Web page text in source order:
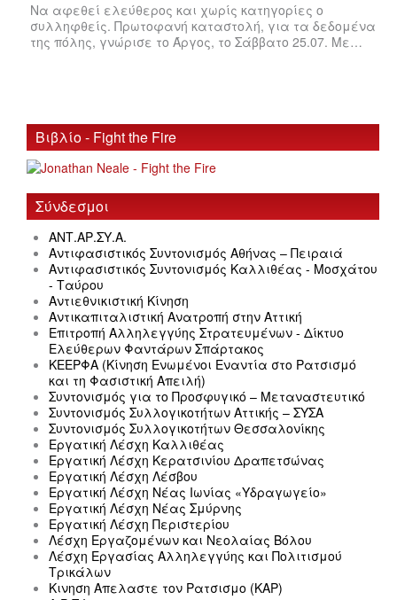
Να αφεθεί ελεύθερος και χωρίς κατηγορίες ο
συλληφθείς. Πρωτοφανή καταστολή, για τα δεδομένα
της πόλης, γνώρισε το Άργος, το Σάββατο 25.07. Με…
Βιβλίο - Fight the Fire
Σύνδεσμοι
ΑΝΤ.ΑΡ.ΣΥ.Α.
Αντιφασιστικός Συντονισμός Αθήνας – Πειραιά
Αντιφασιστικός Συντονισμός Καλλιθέας - Μοσχάτου
- Ταύρου
Αντιεθνικιστική Κίνηση
Αντικαπιταλιστική Ανατροπή στην Αττική
Επιτροπή Αλληλεγγύης Στρατευμένων - Δίκτυο
Ελεύθερων Φαντάρων Σπάρτακος
ΚΕΕΡΦΑ (Κίνηση Ενωμένοι Εναντία στο Ρατσισμό
και τη Φασιστική Απειλή)
Συντονισμός για το Προσφυγικό – Μεταναστευτικό
Συντονισμός Συλλογικοτήτων Αττικής – ΣΥΣΑ
Συντονισμός Συλλογικοτήτων Θεσσαλονίκης
Εργατική Λέσχη Καλλιθέας
Εργατική Λέσχη Κερατσινίου Δραπετσώνας
Εργατική Λέσχη Λέσβου
Εργατική Λέσχη Νέας Ιωνίας «Υδραγωγείο»
Εργατική Λέσχη Νέας Σμύρνης
Εργατική Λέσχη Περιστερίου
Λέσχη Εργαζομένων και Νεολαίας Βόλου
Λέσχη Εργασίας Αλληλεγγύης και Πολιτισμού
Τρικάλων
Κινηση Απελαστε τον Ρατσισμο (ΚΑΡ)